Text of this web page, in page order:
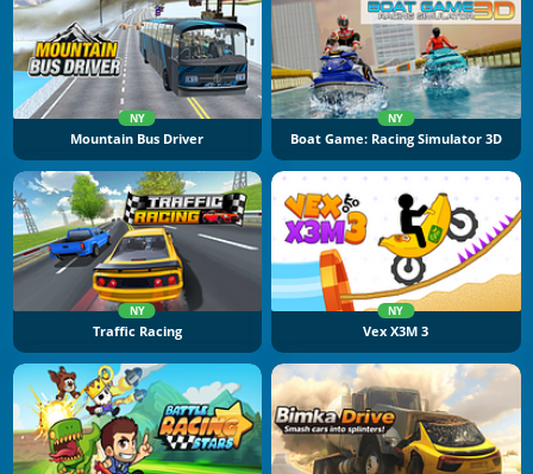
NY
Mountain Bus Driver
NY
Boat Game: Racing Simulator 3D
NY
Traffic Racing
NY
Vex X3M 3